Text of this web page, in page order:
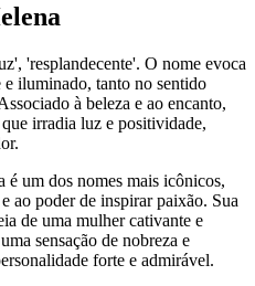
'resplandecente'. O nome evoca
iluminado, tanto no sentido
à beleza e ao encanto,
irradia luz e positividade,
um dos nomes mais icônicos,
ao poder de inspirar paixão. Sua
de uma mulher cativante e
sensação de nobreza e
forte e admirável.